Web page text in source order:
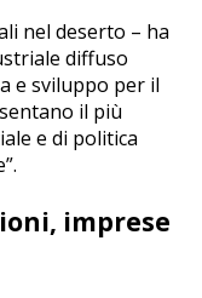
nel deserto – ha
diffuso
e sviluppo per il
il più
e di politica
imprese